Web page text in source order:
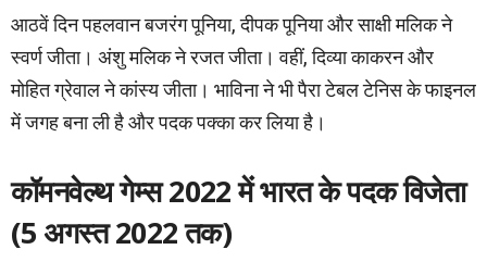
आठवें दिन पहलवान बजरंग पूनिया, दीपक पूनिया और साक्षी मलिक ने
स्वर्ण जीता। अंशु मलिक ने रजत जीता। वहीं, दिव्या काकरन और
मोहित ग्रेवाल ने कांस्य जीता। भाविना ने भी पैरा टेबल टेनिस के फाइनल
में जगह बना ली है और पदक पक्का कर लिया है।
कॉमनवेल्थ गेम्स 2022 में भारत के पदक विजेता
(5 अगस्त 2022 तक)